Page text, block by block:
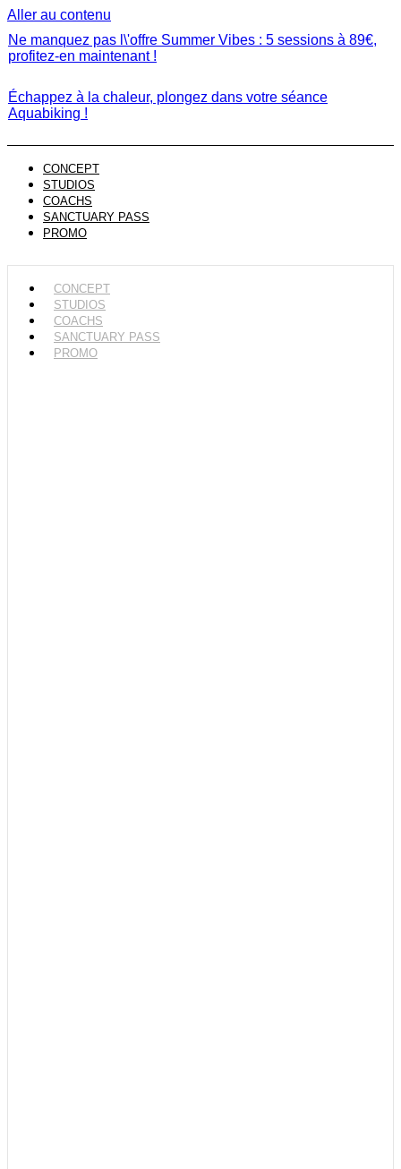
Aller au contenu
Ne manquez pas l\'offre Summer Vibes : 5 sessions à 89€,
profitez-en maintenant !
Échappez à la chaleur, plongez dans votre séance
Aquabiking !
CONCEPT
STUDIOS
COACHS
SANCTUARY PASS
PROMO
CONCEPT
STUDIOS
COACHS
SANCTUARY PASS
PROMO